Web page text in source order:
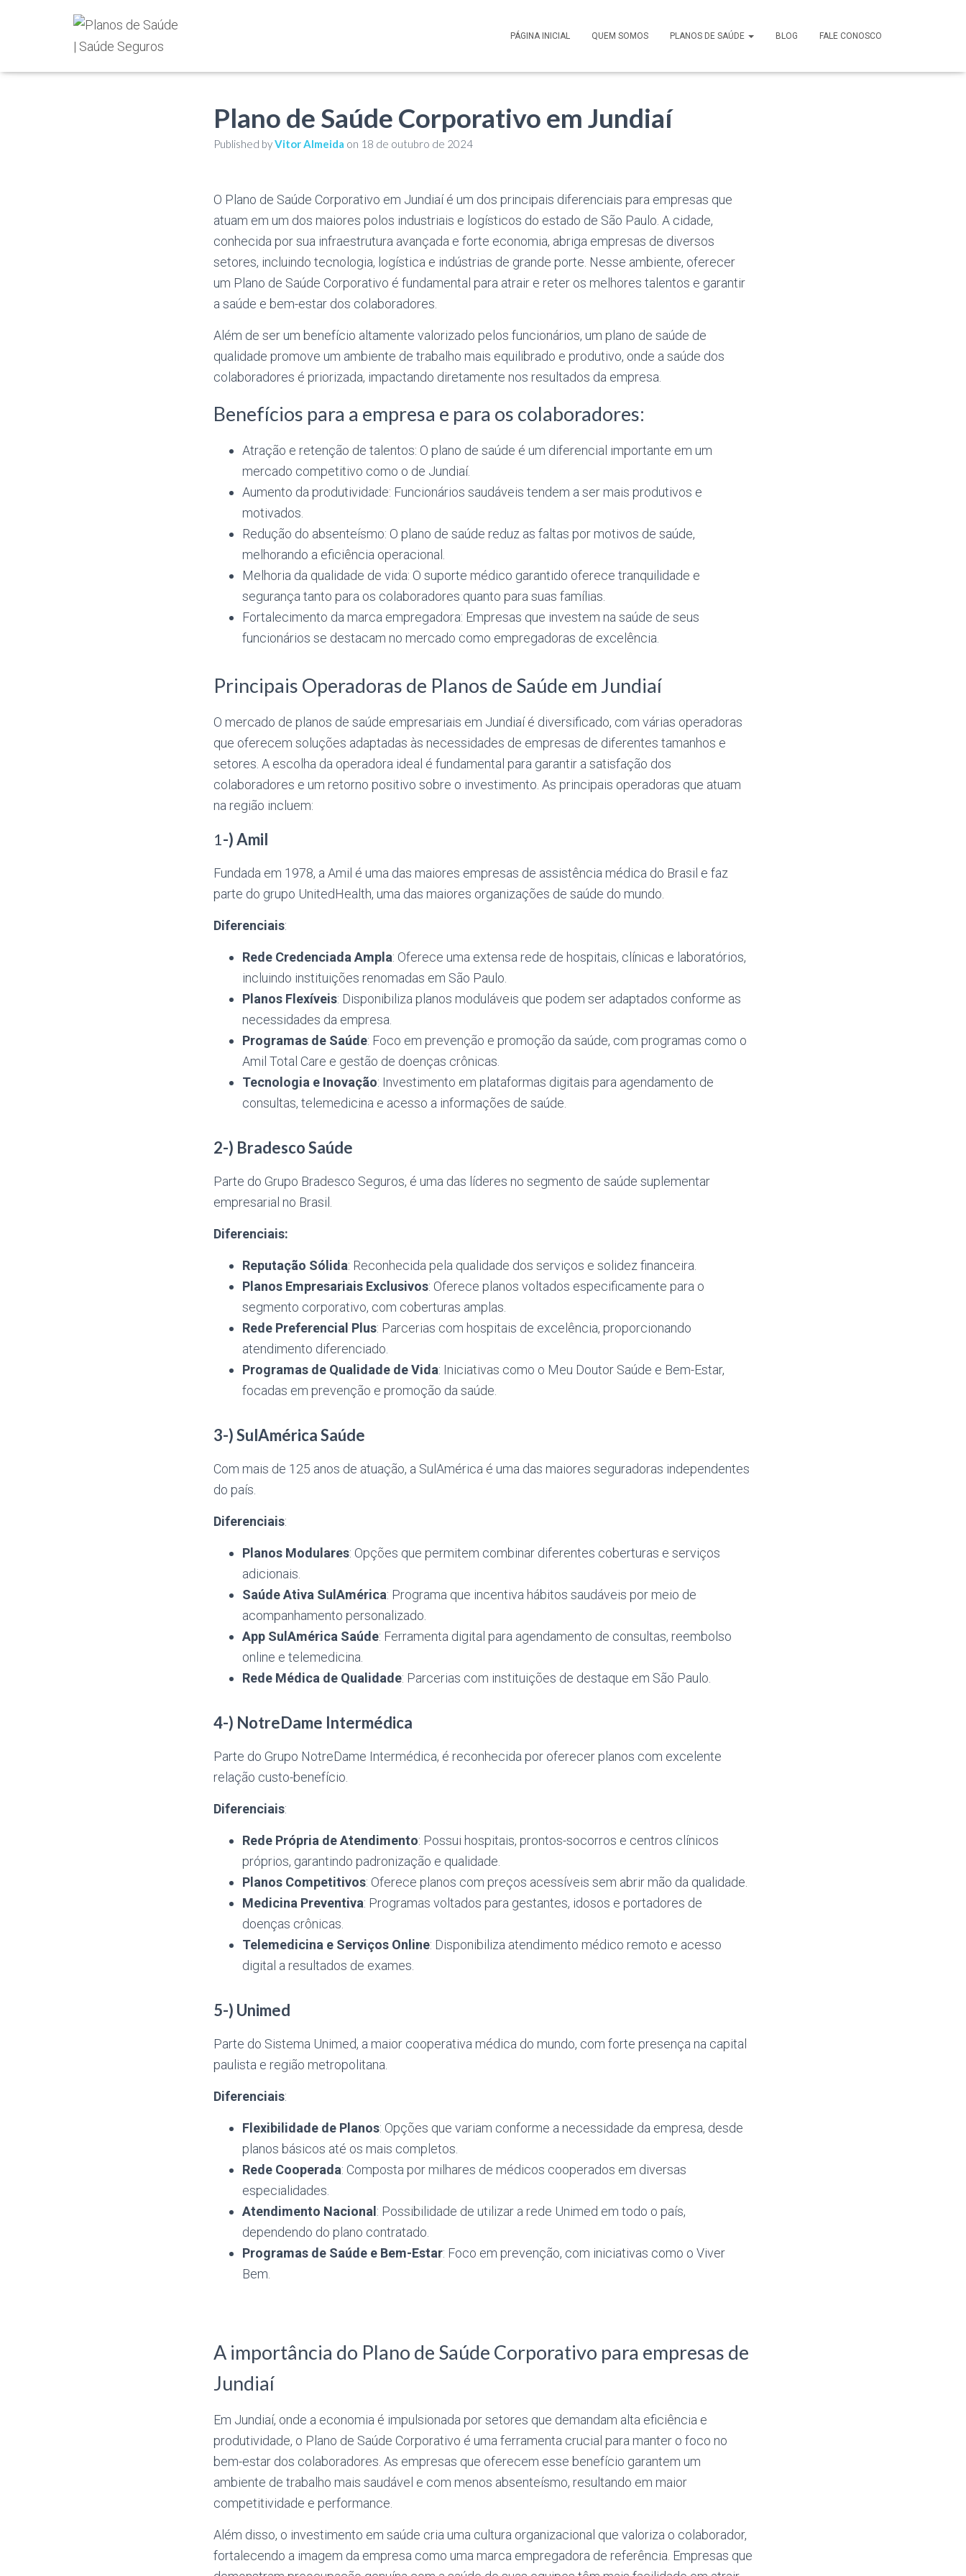
PÁGINA INICIAL QUEM SOMOS PLANOS DE SAÚDE BLOG FALE CONOSCO
Plano de Saúde Corporativo em Jundiaí
Published byVitor Almeida on 18 de outubro de 2024
O Plano de Saúde Corporativo em Jundiaí é um dos principais diferenciais para empresas que
atuam em um dos maiores polos industriais e logísticos do estado de São Paulo. A cidade,
conhecida por sua infraestrutura avançada e forte economia, abriga empresas de diversos
setores, incluindo tecnologia, logística e indústrias de grande porte. Nesse ambiente, oferecer
um Plano de Saúde Corporativo é fundamental para atrair e reter os melhores talentos e garantir
a saúde e bem-estar dos colaboradores.
Além de ser um benefício altamente valorizado pelos funcionários, um plano de saúde de
qualidade promove um ambiente de trabalho mais equilibrado e produtivo, onde a saúde dos
colaboradores é priorizada, impactando diretamente nos resultados da empresa.
Benefícios para a empresa e para os colaboradores:
Atração e retenção de talentos: O plano de saúde é um diferencial importante em um
mercado competitivo como o de Jundiaí.
Aumento da produtividade: Funcionários saudáveis tendem a ser mais produtivos e
motivados.
Redução do absenteísmo: O plano de saúde reduz as faltas por motivos de saúde,
melhorando a eficiência operacional.
Melhoria da qualidade de vida: O suporte médico garantido oferece tranquilidade e
segurança tanto para os colaboradores quanto para suas famílias.
Fortalecimento da marca empregadora: Empresas que investem na saúde de seus
funcionários se destacam no mercado como empregadoras de excelência.
Principais Operadoras de Planos de Saúde em Jundiaí
O mercado de planos de saúde empresariais em Jundiaí é diversificado, com várias operadoras
que oferecem soluções adaptadas às necessidades de empresas de diferentes tamanhos e
setores. A escolha da operadora ideal é fundamental para garantir a satisfação dos
colaboradores e um retorno positivo sobre o investimento. As principais operadoras que atuam
na região incluem:
1-) Amil
Fundada em 1978, a Amil é uma das maiores empresas de assistência médica do Brasil e faz
parte do grupo UnitedHealth, uma das maiores organizações de saúde do mundo.
Diferenciais:
Rede Credenciada Ampla: Oferece uma extensa rede de hospitais, clínicas e laboratórios,
incluindo instituições renomadas em São Paulo.
Planos Flexíveis: Disponibiliza planos moduláveis que podem ser adaptados conforme as
necessidades da empresa.
Programas de Saúde: Foco em prevenção e promoção da saúde, com programas como o
Amil Total Care e gestão de doenças crônicas.
Tecnologia e Inovação: Investimento em plataformas digitais para agendamento de
consultas, telemedicina e acesso a informações de saúde.
2-) Bradesco Saúde
Parte do Grupo Bradesco Seguros, é uma das líderes no segmento de saúde suplementar
empresarial no Brasil.
Diferenciais:
Reputação Sólida: Reconhecida pela qualidade dos serviços e solidez financeira.
Planos Empresariais Exclusivos: Oferece planos voltados especificamente para o
segmento corporativo, com coberturas amplas.
Rede Preferencial Plus: Parcerias com hospitais de excelência, proporcionando
atendimento diferenciado.
Programas de Qualidade de Vida: Iniciativas como o Meu Doutor Saúde e Bem-Estar,
focadas em prevenção e promoção da saúde.
3-) SulAmérica Saúde
Com mais de 125 anos de atuação, a SulAmérica é uma das maiores seguradoras independentes
do país.
Diferenciais:
Planos Modulares: Opções que permitem combinar diferentes coberturas e serviços
adicionais.
Saúde Ativa SulAmérica: Programa que incentiva hábitos saudáveis por meio de
acompanhamento personalizado.
App SulAmérica Saúde: Ferramenta digital para agendamento de consultas, reembolso
online e telemedicina.
Rede Médica de Qualidade: Parcerias com instituições de destaque em São Paulo.
4-) NotreDame Intermédica
Parte do Grupo NotreDame Intermédica, é reconhecida por oferecer planos com excelente
relação custo-benefício.
Diferenciais:
Rede Própria de Atendimento: Possui hospitais, prontos-socorros e centros clínicos
próprios, garantindo padronização e qualidade.
Planos Competitivos: Oferece planos com preços acessíveis sem abrir mão da qualidade.
Medicina Preventiva: Programas voltados para gestantes, idosos e portadores de
doenças crônicas.
Telemedicina e Serviços Online: Disponibiliza atendimento médico remoto e acesso
digital a resultados de exames.
5-) Unimed
Parte do Sistema Unimed, a maior cooperativa médica do mundo, com forte presença na capital
paulista e região metropolitana.
Diferenciais:
Flexibilidade de Planos: Opções que variam conforme a necessidade da empresa, desde
planos básicos até os mais completos.
Rede Cooperada: Composta por milhares de médicos cooperados em diversas
especialidades.
Atendimento Nacional : Possibilidade de utilizar a rede Unimed em todo o país,
dependendo do plano contratado.
Programas de Saúde e Bem-Estar: Foco em prevenção, com iniciativas como o Viver
Bem.
A importância do Plano de Saúde Corporativo para empresas de
Jundiaí
Em Jundiaí, onde a economia é impulsionada por setores que demandam alta eficiência e
produtividade, o Plano de Saúde Corporativo é uma ferramenta crucial para manter o foco no
bem-estar dos colaboradores. As empresas que oferecem esse benefício garantem um
ambiente de trabalho mais saudável e com menos absenteísmo, resultando em maior
competitividade e performance.
Além disso, o investimento em saúde cria uma cultura organizacional que valoriza o colaborador,
fortalecendo a imagem da empresa como uma marca empregadora de referência. Empresas que